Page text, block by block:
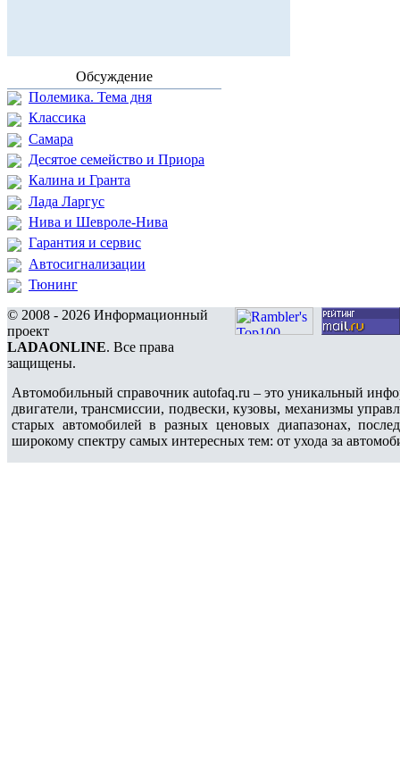
Обсуждение
Полемика. Тема дня
Классика
Самара
Десятое семейство и Приора
Калина и Гранта
Лада Ларгус
Нива и Шевроле-Нива
Гарантия и сервис
Автосигнализации
Тюнинг
© 2008 - 2026 Информационный
проект
LADAONLINE. Все права
защищены.
Автомобильный справочник autofaq.ru – это уникальный
двигатели, трансмиссии, подвески, кузовы, механизмы
старых автомобилей в разных ценовых диапазонах,
широкому спектру самых интересных тем: от ухода за